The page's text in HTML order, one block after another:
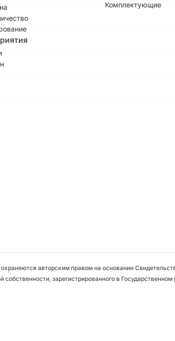
Комплектующие
авторским правом на основании
зарегистрированного в